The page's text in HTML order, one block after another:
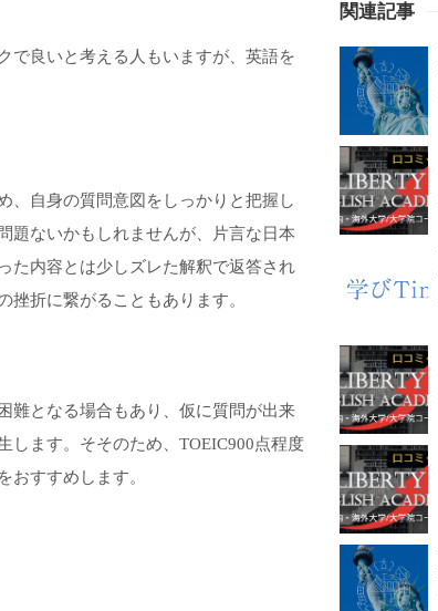
で良いと考える人もいますが、英語を
、自身の質問意図をしっかりと把握し
題ないかもしれませんが、片言な日本
た内容とは少しズレた解釈で返答され
折に繋がることもあります。
難となる場合もあり、仮に質問が出来
します。そそのため、TOEIC900点程度
おすすめします。
関連記事